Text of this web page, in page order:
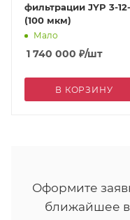
фильтрации JYP 3-
(100 мкм)
Мало
1 740 000 ₽/шт
В КОРЗИНУ
Оформите
ближайшее